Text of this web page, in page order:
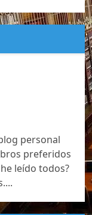
personal
preferidos
leído todos?